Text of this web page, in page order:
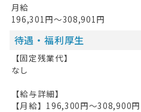
月給
196,301円～308,901円
待遇・福利厚生
【固定残業代】
なし
【給与詳細】
【月給】196,300円～308,900円